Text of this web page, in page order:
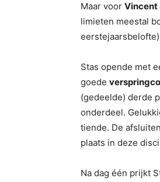
Maar voor Vincent
limieten meestal
Stas opende met
goede
(gedeelde) derde
onderdeel.
tiende. De
plaats in deze
Na dag één prijkt